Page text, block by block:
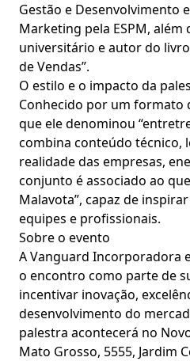
Gestão e Desenvolvimento
Marketing pela ESPM,
universitário e autor do livro
de Vendas”.
O estilo e o impacto da
Conhecido por um formato
que ele denominou
combina conteúdo técnico,
realidade das empresas,
conjunto é associado ao
Malavota”, capaz de
equipes e profissionais.
Sobre o evento
A Vanguard Incorporadora
o encontro como parte de
incentivar inovação,
desenvolvimento do
palestra acontecerá no
Mato Grosso, 5555, Jardim